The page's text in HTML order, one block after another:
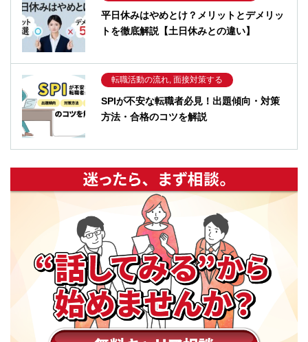
平日休みはやめとけ？メリットとデメリッ
トを徹底解説【土日休みとの違い】
転職活動の流れ, 面接対策する
SPIが不安な転職者必見！出題傾向・対策
方法・合格のコツを解説